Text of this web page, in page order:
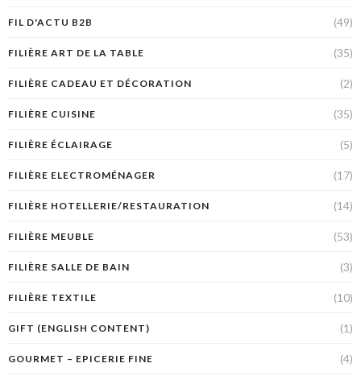
FIL D'ACTU B2B (49)
FILIÈRE ART DE LA TABLE (35)
FILIÈRE CADEAU ET DÉCORATION (2)
FILIÈRE CUISINE (35)
FILIÈRE ÉCLAIRAGE (5)
FILIÈRE ELECTROMÉNAGER (17)
FILIÈRE HOTELLERIE/RESTAURATION (14)
FILIÈRE MEUBLE (53)
FILIÈRE SALLE DE BAIN (3)
FILIÈRE TEXTILE (10)
GIFT (ENGLISH CONTENT) (1)
GOURMET – EPICERIE FINE (4)